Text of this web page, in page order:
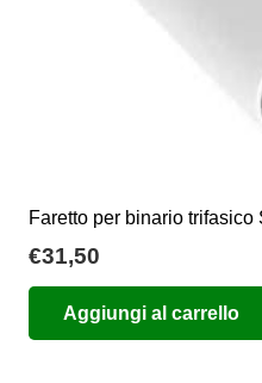
Faretto per binario
€31,50
Aggiungi al carrello